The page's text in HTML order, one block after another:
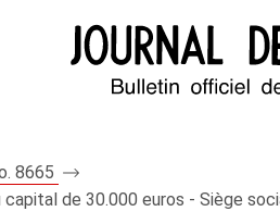
8665
de 30.000 euros - Siège